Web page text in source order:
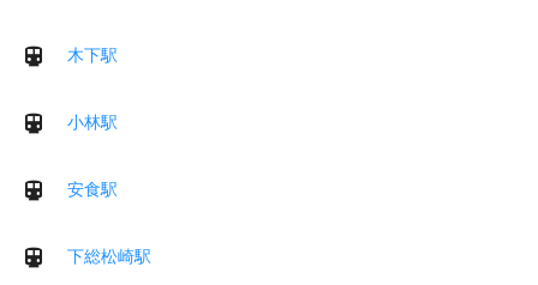
木下駅
小林駅
安食駅
下総松崎駅